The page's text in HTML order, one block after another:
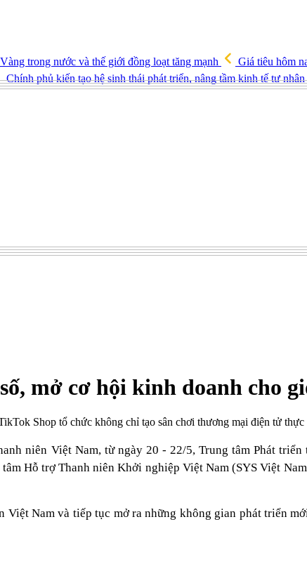
trong nước và thế giới đồng loạt tăng mạnh
Giá tiêu hôm
Chính phủ kiến tạo hệ sinh thái phát triển, nâng tầm kinh tế tư nhân
mở cơ hội kinh doanh cho
Shop tổ chức không chỉ tạo sân chơi thương mại điện tử
niên Việt Nam, từ ngày 20 - 22/5, Trung tâm Phát triển
Hỗ trợ Thanh niên Khởi nghiệp Việt Nam (SYS Việt
Nam và tiếp tục mở ra những không gian phát triển